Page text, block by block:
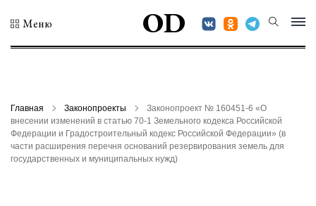
Меню OD
Главная Законопроекты
Законопроект № 160451-6 «О
внесении изменений в статью 70-1 Земельного кодекса Российской
Федерации и Градостроительный кодекс Российской Федерации» (в
части расширения перечня оснований резервирования земель для
государственных и муниципальных нужд)